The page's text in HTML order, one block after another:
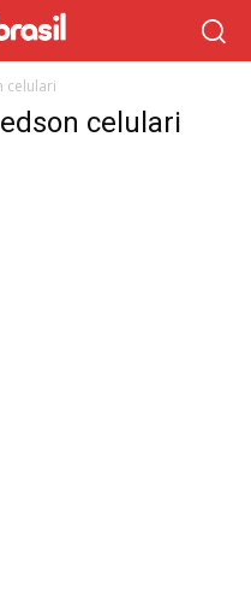
celulari
celulari